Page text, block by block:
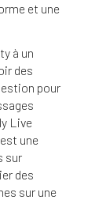
et une
à un
des
pour
Live
une
sur
des
sur une